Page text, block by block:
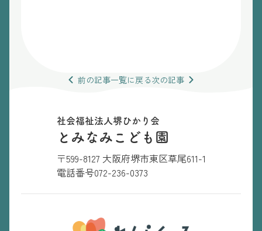
前の記事一覧に戻る次の記事
社会福祉法人堺ひかり会
とみなみこども園
〒599-8127 大阪府堺市東区草尾611-1
電話番号072-236-0373